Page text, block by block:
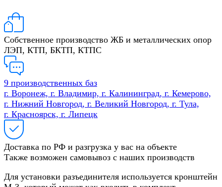
Собственное производство ЖБ и металлических опор
ЛЭП, КТП, БКТП, КТПС
9 производственных баз
г. Воронеж, г. Владимир, г. Калининград, г. Кемерово,
г. Нижний Новгород, г. Великий Новгород, г. Тула,
г. Красноярск, г. Липецк
Доставка по РФ и разгрузка у вас на объекте
Также возможен самовывоз с наших производств
Для установки разъединителя используется кронштейн